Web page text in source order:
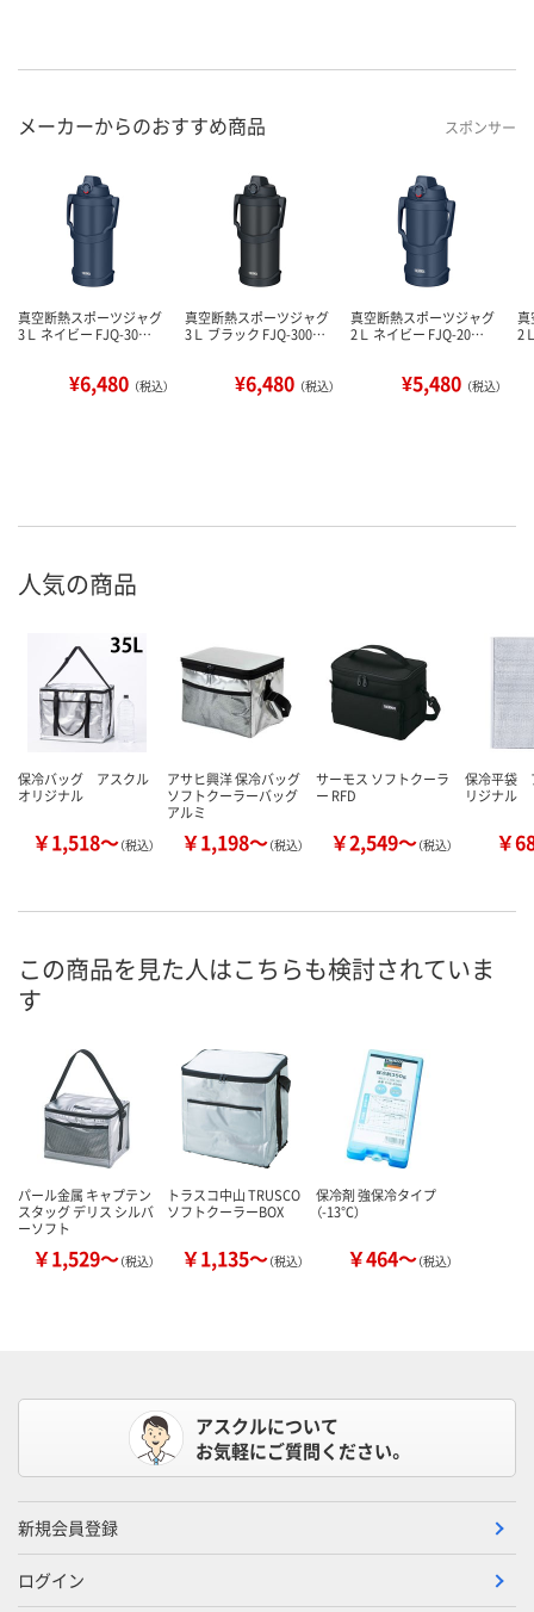
メーカーからのおすすめ商品 スポンサー
真空断熱スポーツジャグ
3Ｌ ネイビー FJQ-30…
¥6,480 （税込）
真空断熱スポーツジャグ
3Ｌ ブラック FJQ-300…
¥6,480 （税込）
真空断熱スポーツジャグ
2Ｌ ネイビー FJQ-20…
¥5,480 （税込）
真
2
人気の商品
保冷バッグ アスクル
オリジナル
￥1,518～（税込）
アサヒ興洋 保冷バッグ
ソフトクーラーバッグ
アルミ
￥1,198～（税込）
サーモス ソフトクーラ
ー RFD
￥2,549～（税込）
保冷平袋
リジナル
￥
この商品を見た人はこちらも検討されていま
す
パール金属 キャプテン
スタッグ デリス シルバ
ーソフト
￥1,529～（税込）
トラスコ中山 TRUSCO
ソフトクーラーBOX
￥1,135～（税込）
保冷剤 強保冷タイプ
（-13℃）
￥464～（税込）
アスクルについて
お気軽にご質問ください。
新規会員登録
ログイン